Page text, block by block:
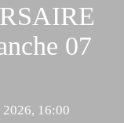
07
16:00